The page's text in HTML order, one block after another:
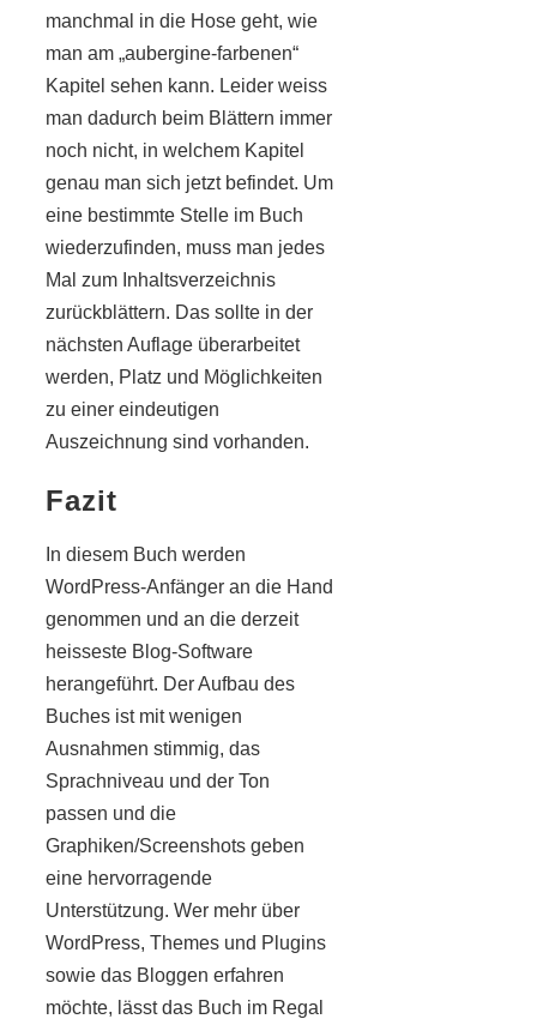
manchmal in die Hose geht, wie
man am „aubergine-farbenen“
Kapitel sehen kann. Leider weiss
man dadurch beim Blättern immer
noch nicht, in welchem Kapitel
genau man sich jetzt befindet. Um
eine bestimmte Stelle im Buch
wiederzufinden, muss man jedes
Mal zum Inhaltsverzeichnis
zurückblättern. Das sollte in der
nächsten Auflage überarbeitet
werden, Platz und Möglichkeiten
zu einer eindeutigen
Auszeichnung sind vorhanden.
Fazit
In diesem Buch werden
WordPress-Anfänger an die Hand
genommen und an die derzeit
heisseste Blog-Software
herangeführt. Der Aufbau des
Buches ist mit wenigen
Ausnahmen stimmig, das
Sprachniveau und der Ton
passen und die
Graphiken/Screenshots geben
eine hervorragende
Unterstützung. Wer mehr über
WordPress, Themes und Plugins
sowie das Bloggen erfahren
möchte, lässt das Buch im Regal